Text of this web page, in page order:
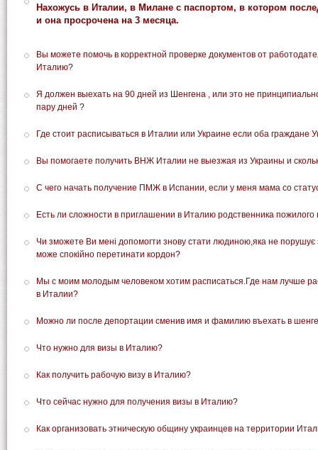
Нахожусь в Италии, в Милане с паспортом, в котором
и она просрочена на 3 месяца.
Вы можете помочь в корректной проверке документов от
Италию?
Я должен выехать на 90 дней из Шенгена , или это не
пару дней ?
Где стоит расписываться в Италии или Украине если оба граждане
Вы помогаете получить ВНЖ Италии не выезжая из Украины и
С чего начать получение ПМЖ в Испании, если у меня мама со
Есть ли сложности в приглашении в Италию родственника пожилого
Чи зможете Ви мені допомогти знову стати людиною,яка не порушує
може спокійно перетинати кордон?
Мы с моим молодым человеком хотим расписаться.Где нам лучше
в Италии?
Можно ли после депортации сменив имя и фамилию въехать в
Что нужно для визы в Италию?
Как получить рабочую визу в Италию?
Что сейчас нужно для получения визы в Италию?
Как организовать этническую общину украинцев на территории